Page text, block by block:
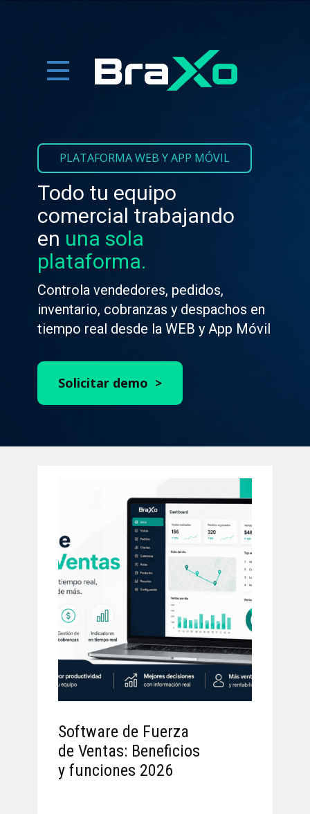
PLATAFORMA WEB Y APP MÓVIL
Todo tu equipo
comercial trabajando
en una sola
plataforma.
Controla vendedores, pedidos,
inventario, cobranzas y despachos en
tiempo real desde la WEB y App Móvil
Solicitar demo >
Software de Fuerza
de Ventas: Beneficios
y funciones 2026